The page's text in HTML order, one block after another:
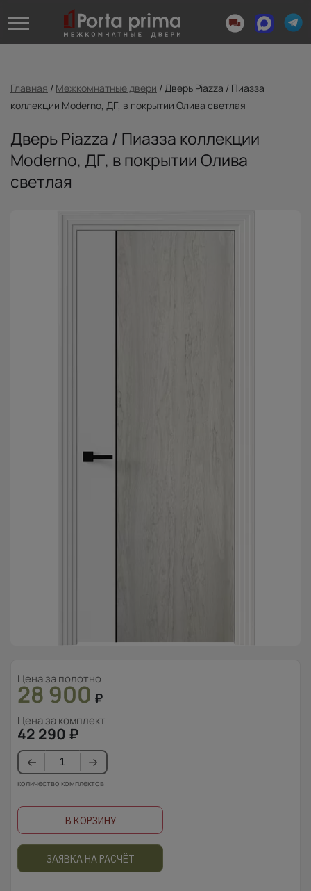
Главная / Межкомнатные двери /Дверь Piazza / Пиазза
коллекции Moderno, ДГ, в покрытии Олива светлая
Дверь Piazza / Пиазза коллекции
Moderno, ДГ, в покрытии Олива
светлая
Цена за полотно
28 900 ₽
Цена за комплект
42 290 ₽
количество комплектов
В КОРЗИНУ
ЗАЯВКА НА РАСЧЁТ